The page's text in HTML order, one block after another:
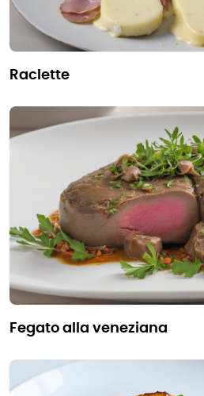
raclette
fegato alla veneziana